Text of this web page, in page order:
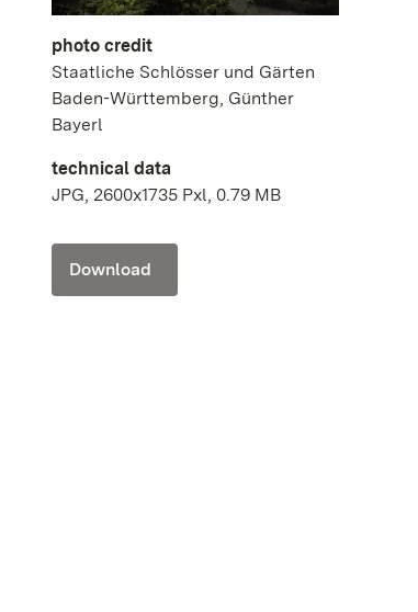
photo credit
Staatliche Schlösser und Gärten
Baden-Württemberg, Günther
Bayerl
technical data
JPG, 2600x1735 Pxl, 0.79 MB
Download